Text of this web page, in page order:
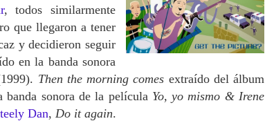
, todos similarmente
que llegaron a tener
y decidieron seguir
en la banda sonora
Then the morning comes extraído del álbum
sonora de la película Yo, yo mismo & Irene
Dan, Do it again.